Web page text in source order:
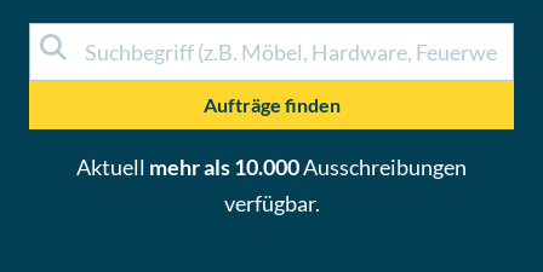
Aufträge finden
Aktuell mehr als 10.000Ausschreibungen
verfügbar.